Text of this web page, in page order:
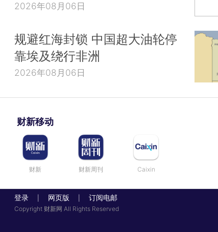
2026年08月06日
规避红海封锁 中国超大油轮停
靠埃及绕行非洲
2026年08月06日
财新移动
财新 财新周刊 Caixin
登录 网页版 订阅电邮
Copyright 财新网 All Rights Reserved